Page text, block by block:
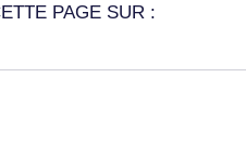
PAGE SUR :